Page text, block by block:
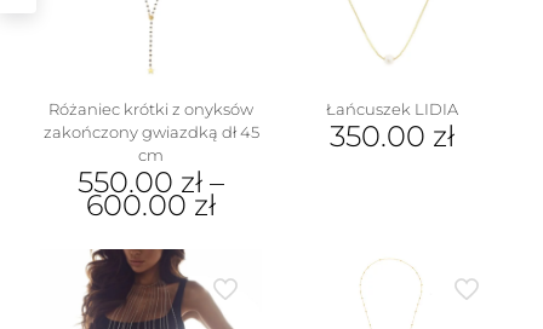
wybrać
stronie
Różaniec krótki z onyksów
zakończony gwiazdką dł 45
cm
550.00 zł –
600.00 zł
produkt
ma
wiele
Łańcuszek LIDIA
350.00 zł